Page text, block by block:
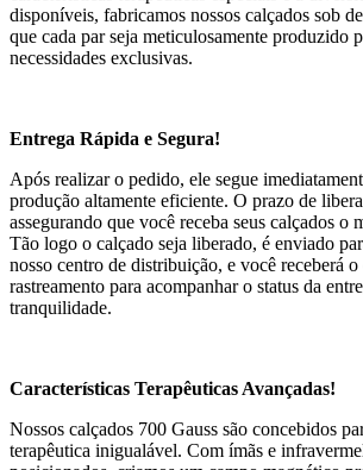
disponíveis, fabricamos nossos calçados sob
que cada par seja meticulosamente produzido
necessidades exclusivas.
Entrega Rápida e Segura!
Após realizar o pedido, ele segue
produção altamente eficiente. O prazo de
assegurando que você receba seus calçados o
Tão logo o calçado seja liberado, é enviado
nosso centro de distribuição, e você receberá
rastreamento para acompanhar o status da
tranquilidade.
Características Terapêuticas Avançadas!
Nossos calçados 700 Gauss são concebidos
terapêutica inigualável. Com ímãs e